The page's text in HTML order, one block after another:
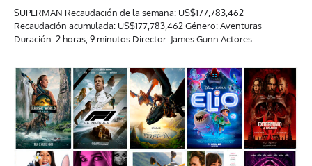
SUPERMAN Recaudación de la semana: US$177,783,462
Recaudación acumulada: US$177,783,462 Género: Aventuras
Duración: 2 horas, 9 minutos Director: James Gunn Actores:…